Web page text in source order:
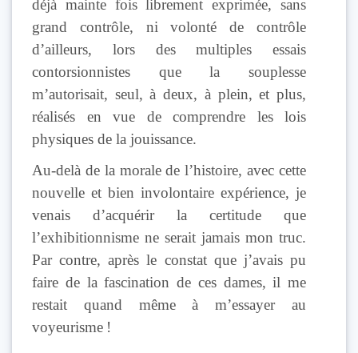
déjà mainte fois librement exprimée, sans
grand contrôle, ni volonté de contrôle
d’ailleurs, lors des multiples essais
contorsionnistes que la souplesse
m’autorisait, seul, à deux, à plein, et plus,
réalisés en vue de comprendre les lois
physiques de la jouissance.
Au-delà de la morale de l’histoire, avec cette
nouvelle et bien involontaire expérience, je
venais d’acquérir la certitude que
l’exhibitionnisme ne serait jamais mon truc.
Par contre, après le constat que j’avais pu
faire de la fascination de ces dames, il me
restait quand même à m’essayer au
voyeurisme !